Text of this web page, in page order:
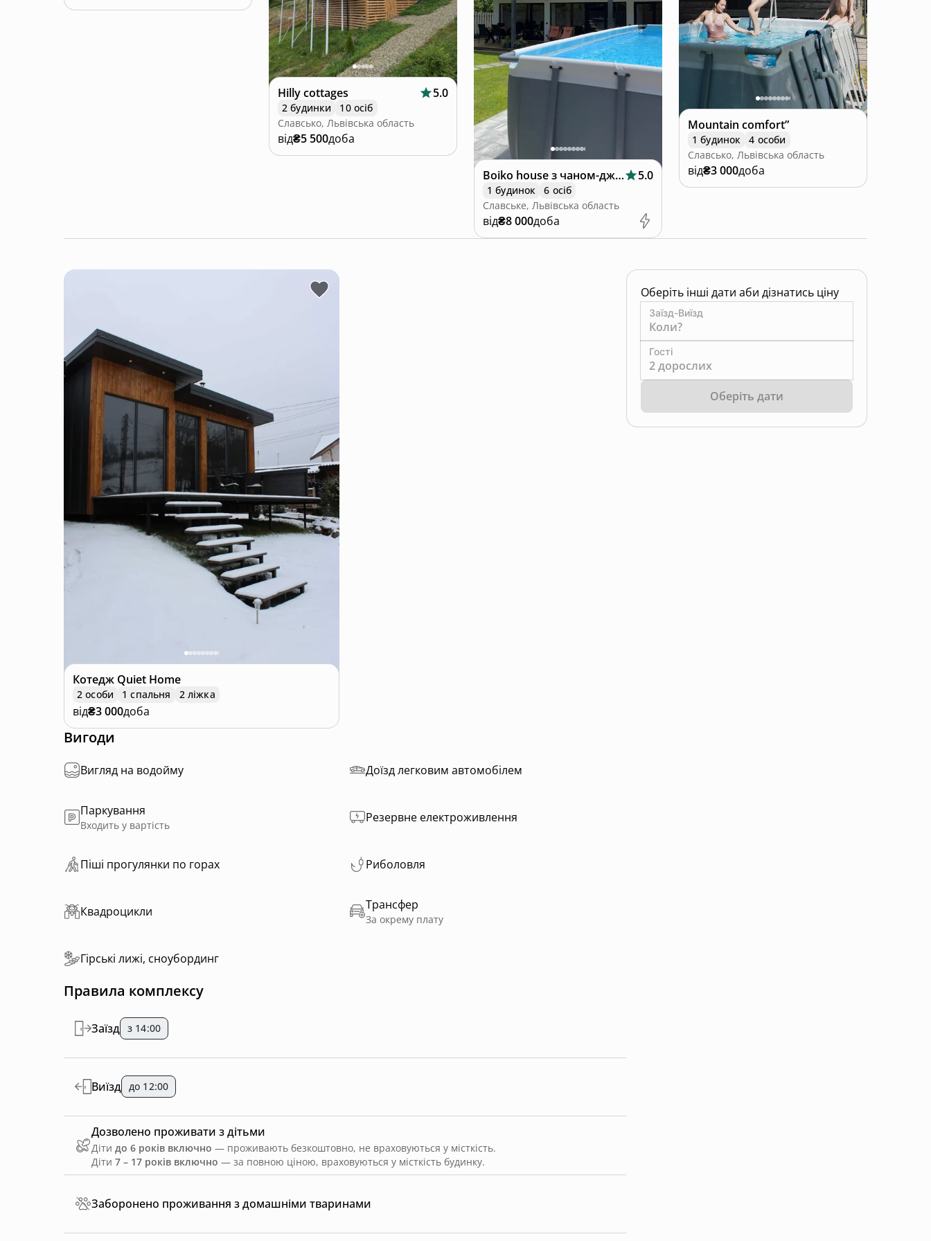
Netflix та YouTube Premium допоможе переглядати улюблені фільми та контент близький серцю.
Більш детально розповімо по телефону...
Hilly cottages 5.0
2 будинки
10 осіб
Славсько, Львівська область
від₴5 500доба
Boiko house з чаном-джакузі та басейном 5.0
1 будинок
6 осіб
Славське, Львівська область
від₴8 000доба
Mountain comfort”
1 будинок
4 особи
Славсько, Львівська область
від₴3 000доба
Котедж Quiet Home
2 особи 1 спальня 2 ліжка
від₴3 000доба
Вигоди
Вигляд на водойму Доїзд легковим автомобілем
Паркування
Входить у вартість
Резервне електроживлення
Пiшi прoгулянки пo горах Риболовля
Квадроцикли Трансфер
За окрему плату
Гірські лижі, сноубординг
Правила комплексу
Заборонено проживання з домашніми тваринами
Заїзд з 14:00
Виїзд до 12:00
Дозволено проживати з дітьми
Діти до 6 років включно — проживають безкоштовно, не враховуються у місткість.
Діти 7 – 17 років включно — за повною ціною, враховуються у місткість будинку.
Оберіть інші дати аби дізнатись ціну
Заїзд-Виїзд
Коли?
Гості
2 дорослих
Оберіть дати